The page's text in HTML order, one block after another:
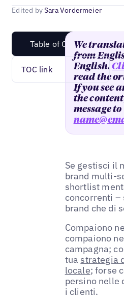
Edited bySara Vordermeier
Table of Content
TOC link
We
from
English.
read the
If you see
the
message to
Se gestisci il
brand multi-
shortlist
concorrenti –
brand che di
Compaiono
compaiono
campagna;
tua strategia
locale; forse
persino nelle
i clienti.